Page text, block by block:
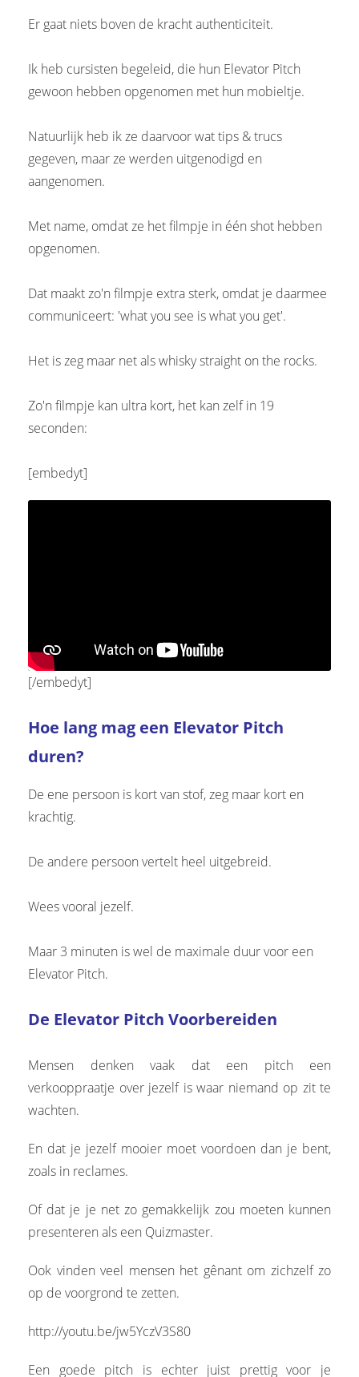
Er gaat niets boven de kracht authenticiteit.
Ik heb cursisten begeleid, die hun Elevator Pitch
gewoon hebben opgenomen met hun mobieltje.
Natuurlijk heb ik ze daarvoor wat tips & trucs
gegeven, maar ze werden uitgenodigd en
aangenomen.
Met name, omdat ze het filmpje in één shot hebben
opgenomen.
Dat maakt zo'n filmpje extra sterk, omdat je daarmee
communiceert: 'what you see is what you get'.
Het is zeg maar net als whisky straight on the rocks.
Zo'n filmpje kan ultra kort, het kan zelf in 19
seconden:
[embedyt]
[/embedyt]
Hoe lang mag een Elevator Pitch
duren?
De ene persoon is kort van stof, zeg maar kort en
krachtig.
De andere persoon vertelt heel uitgebreid.
Wees vooral jezelf.
Maar 3 minuten is wel de maximale duur voor een
Elevator Pitch.
De Elevator Pitch Voorbereiden
Mensen denken vaak dat een pitch een
verkooppraatje over jezelf is waar niemand op zit te
wachten.
En dat je jezelf mooier moet voordoen dan je bent,
zoals in reclames.
Of dat je je net zo gemakkelijk zou moeten kunnen
presenteren als een Quizmaster.
Ook vinden veel mensen het gênant om zichzelf zo
op de voorgrond te zetten.
http://youtu.be/jw5YczV3S80
Een goede pitch is echter juist prettig voor je